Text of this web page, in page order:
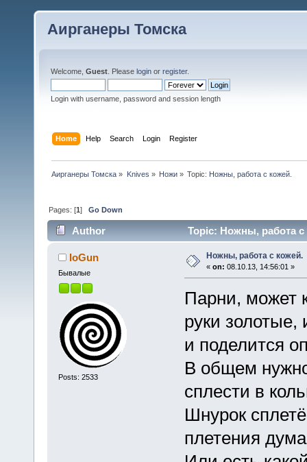
Аирганеры Томска
Welcome, Guest . Please login or register.
Login with username, password and session length
Home Help Search Login Register
Аирганеры Томска » Knives » Ножи» Topic: Ножны, работа с кожей.
Pages: [1]Go Down
Author Topic: Ножны, работа с
IoGun
Бывалые
Posts: 2533
Ножны, работа с кожей.
« on: 08.10.13, 14:56:01 »
Парни, может
руки золотые,
и поделится
В общем
сплести в
Шнурок
плетения